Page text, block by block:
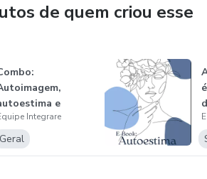
de quem criou esse
e
Integrare
Geral